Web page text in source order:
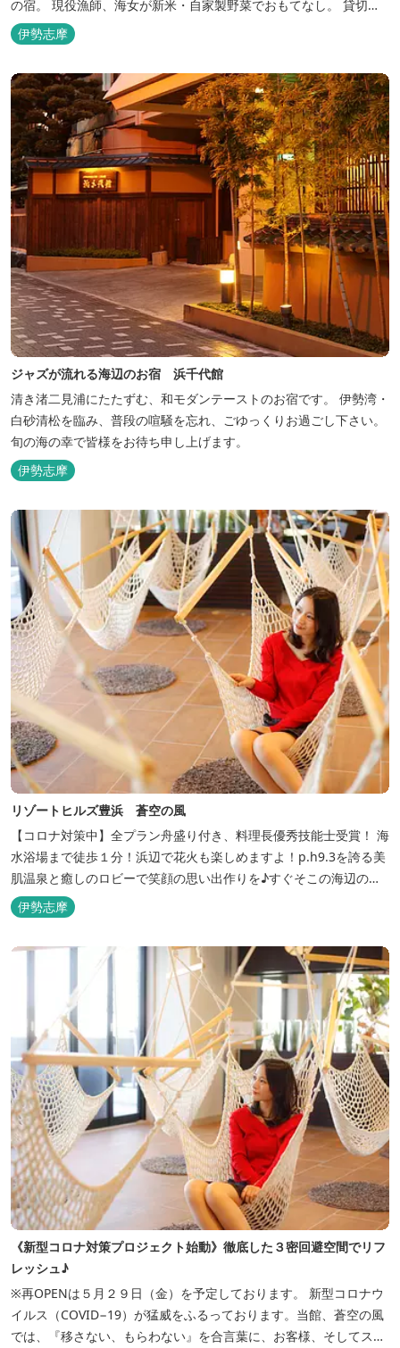
の宿。 現役漁師、海女が新米・自家製野菜でおもてなし。 貸切露
天風呂は４０分無料。
伊勢志摩
ジャズが流れる海辺のお宿 浜千代館
清き渚二見浦にたたずむ、和モダンテーストのお宿です。 伊勢湾・
白砂清松を臨み、普段の喧騒を忘れ、ごゆっくりお過ごし下さい。
旬の海の幸で皆様をお待ち申し上げます。
伊勢志摩
リゾートヒルズ豊浜 蒼空の風
【コロナ対策中】全プラン舟盛り付き、料理長優秀技能士受賞！ 海
水浴場まで徒歩１分！浜辺で花火も楽しめますよ！p.h9.3を誇る美
肌温泉と癒しのロビーで笑顔の思い出作りを♪すぐそこの海辺の高
台に建つ温泉宿
伊勢志摩
《新型コロナ対策プロジェクト始動》徹底した３密回避空間でリフ
レッシュ♪
※再OPENは５月２９日（金）を予定しております。 新型コロナウ
イルス（COVID−19）が猛威をふるっております。当館、蒼空の風
では、『移さない、もらわない』を合言葉に、お客様、そしてスタ